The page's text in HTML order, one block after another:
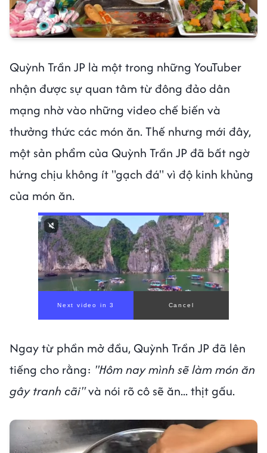
Quỳnh Trần JP là một trong những YouTuber
nhận được sự quan tâm từ đông đảo dân
mạng nhờ vào những video chế biến và
thưởng thức các món ăn. Thế nhưng mới đây,
một sản phẩm của Quỳnh Trần JP đã bất ngờ
hứng chịu không ít "gạch đá" vì độ kinh khủng
của món ăn.
Ngay từ phần mở đầu, Quỳnh Trần JP đã lên
tiếng cho rằng: "Hôm nay mình sẽ làm món ăn
gây tranh cãi"và nói rõ cô sẽ ăn... thịt gấu.